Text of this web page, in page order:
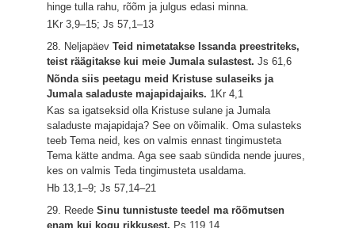
hinge tulla rahu, rõõm ja julgus edasi minna.
1Kr 3,9–15; Js 57,1–13
28. NeljapäevTeid nimetatakse Issanda preestriteks,
teist räägitakse kui meie Jumala sulastest.Js 61,6
Nõnda siis peetagu meid Kristuse sulaseiks ja
Jumala saladuste majapidajaiks. 1Kr 4,1
Kas sa igatseksid olla Kristuse sulane ja Jumala
saladuste majapidaja? See on võimalik. Oma sulasteks
teeb Tema neid, kes on valmis ennast tingimusteta
Tema kätte andma. Aga see saab sündida nende juures,
kes on valmis Teda tingimusteta usaldama.
Hb 13,1–9; Js 57,14–21
29. ReedeSinu tunnistuste teedel ma rõõmutsen
enam kui kogu rikkusest. Ps 119,14